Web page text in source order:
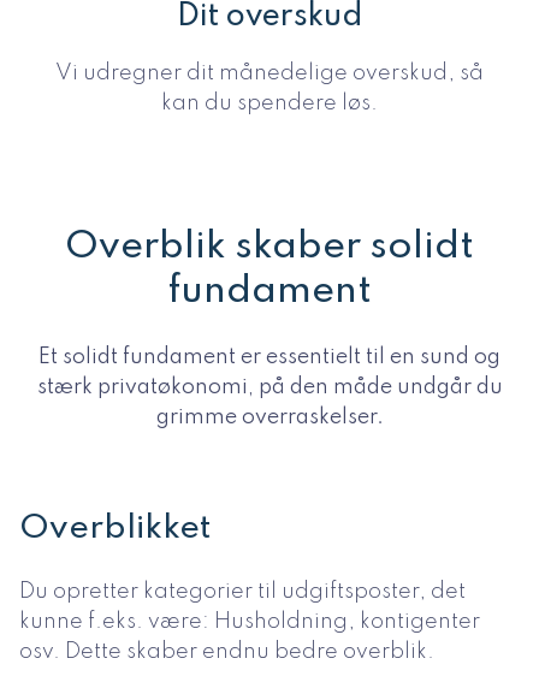
Dit overskud
Vi udregner dit månedelige overskud, så
kan du spendere løs.
Overblik skaber solidt
fundament
Et solidt fundament er essentielt til en sund og
stærk privatøkonomi, på den måde undgår du
grimme overraskelser.
Overblikket
Du opretter kategorier til udgiftsposter, det
kunne f.eks. være: Husholdning, kontigenter
osv. Dette skaber endnu bedre overblik.